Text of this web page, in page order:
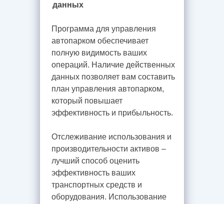
данных
Программа для управления
автопарком обеспечивает
полную видимость ваших
операций. Наличие действенных
данных позволяет вам составить
план управления автопарком,
который повышает
эффективность и прибыльность.
Отслеживание использования и
производительности активов –
лучший способ оценить
эффективность ваших
транспортных средств и
оборудования. Использование